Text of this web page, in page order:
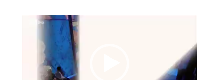
Video